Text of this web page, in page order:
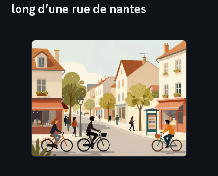
long d’une rue de nantes